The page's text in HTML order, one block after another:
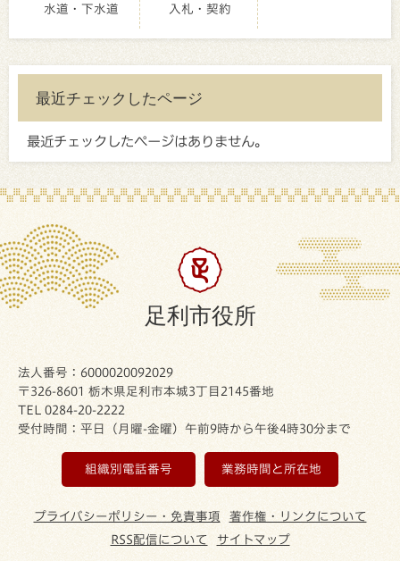
水道・下水道 入札・契約
最近チェックしたページ
最近チェックしたページはありません。
足利市役所
法人番号：6000020092029
〒326-8601 栃木県足利市本城3丁目2145番地
TEL 0284-20-2222
受付時間：平日（月曜-金曜）午前9時から午後4時30分まで
組織別電話番号 業務時間と所在地
プライバシーポリシー・免責事項
著作権・リンクについて
RSS配信について
サイトマップ